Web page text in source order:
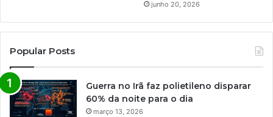
junho 20, 2026
Popular Posts
Guerra no Irã faz polietileno disparar
60% da noite para o dia
março 13, 2026